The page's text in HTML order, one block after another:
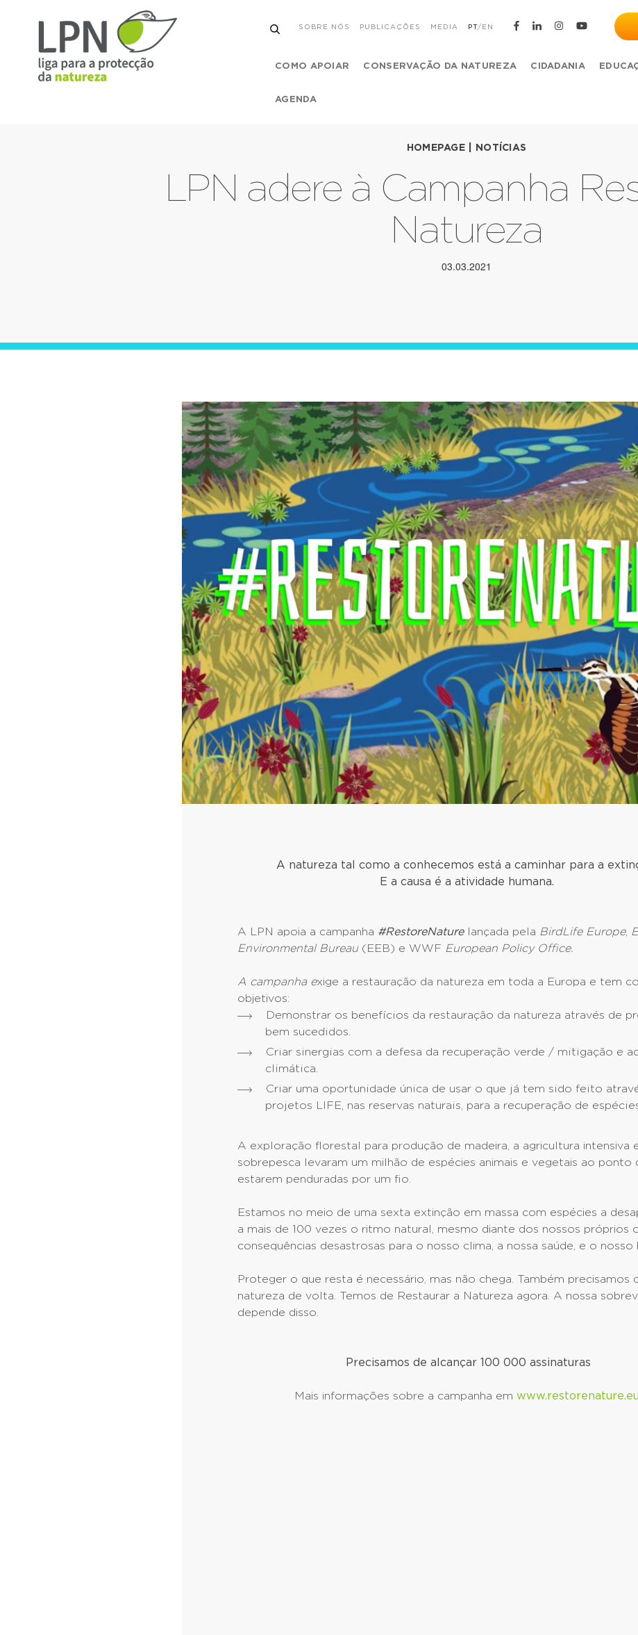
SOBRE NÓS PUBLICAÇÕES MEDIA PT/ EN
COMO APOIAR CONSERVAÇÃO DA NATUREZA CIDADANIA
AGENDA
HOMEPAGE NOTÍCIAS
LPN adere à Campanha
Natureza
03.03.2021
A natureza tal como a conhecemos está a caminhar para a
E a causa é a atividade humana.
A LPN apoia a campanha #RestoreNaturelançada pela BirdLife Europe,
Environmental Bureau(EEB) e WWF European Policy Office.
A campanha exige a restauração da natureza em toda a Europa e tem
objetivos:
Demonstrar os benefícios da restauração da natureza através de
bem sucedidos.
Criar sinergias com a defesa da recuperação verde / mitigação e
climática.
Criar uma oportunidade única de usar o que já tem sido feito
projetos LIFE, nas reservas naturais, para a recuperação de
A exploração florestal para produção de madeira, a agricultura intensiva
sobrepesca levaram um milhão de espécies animais e vegetais ao ponto
estarem penduradas por um fio.
Estamos no meio de uma sexta extinção em massa com espécies a
a mais de 100 vezes o ritmo natural, mesmo diante dos nossos próprios
consequências desastrosas para o nosso clima, a nossa saúde, e o nosso
Proteger o que resta é necessário, mas não chega. Também precisamos
natureza de volta. Temos de Restaurar a Natureza agora. A nossa
depende disso.
Precisamos de alcançar 100 000 assinaturas
Mais informações sobre a campanha em www.restorenature.eu